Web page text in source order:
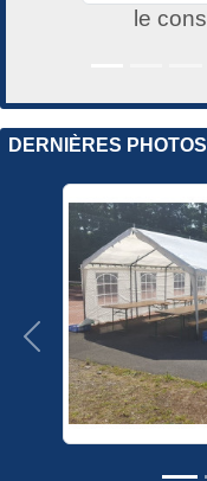
DERNIÈRES PHOTOS
Précedent